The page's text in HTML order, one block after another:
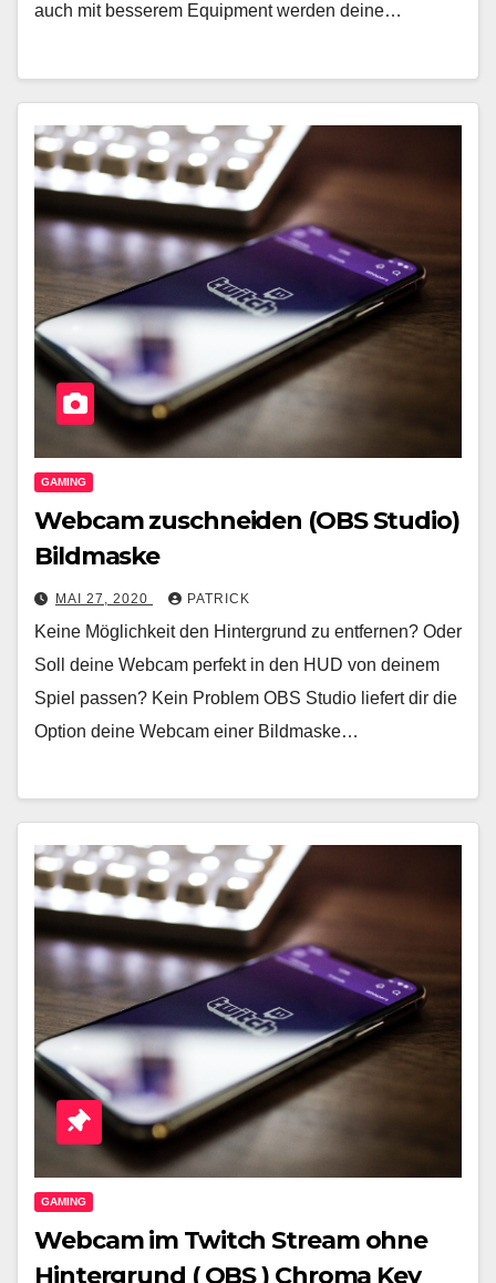
auch mit besserem Equipment werden deine…
GAMING
Webcam zuschneiden (OBS Studio)
Bildmaske
MAI 27, 2020 PATRICK
Keine Möglichkeit den Hintergrund zu entfernen? Oder
Soll deine Webcam perfekt in den HUD von deinem
Spiel passen? Kein Problem OBS Studio liefert dir die
Option deine Webcam einer Bildmaske…
GAMING
Webcam im Twitch Stream ohne
Hintergrund ( OBS ) Chroma Key